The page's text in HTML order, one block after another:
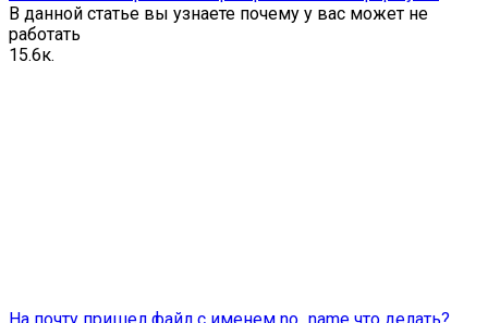
В данной статье вы узнаете почему у вас может не
работать
15.6к.